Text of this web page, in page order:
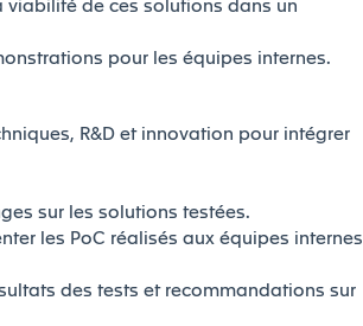
viabilité de ces solutions dans un
pour les équipes internes.
R&D et innovation pour intégrer
sur les solutions testées.
les PoC réalisés aux équipes internes
des tests et recommandations sur